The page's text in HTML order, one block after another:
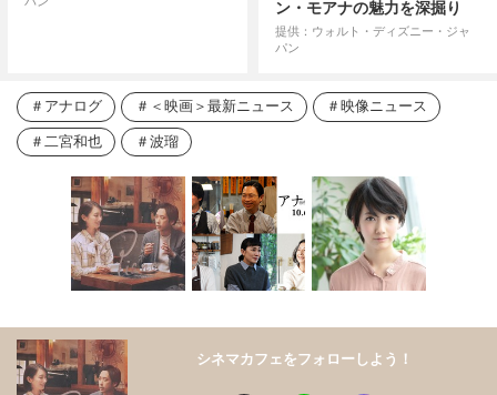
ン・モアナの魅力を深掘り
提供：ウォルト・ディズニー・ジャ
パン
アナログ ＜映画＞最新ニュース 映像ニュース
二宮和也 波瑠
シネマカフェをフォローしよう！